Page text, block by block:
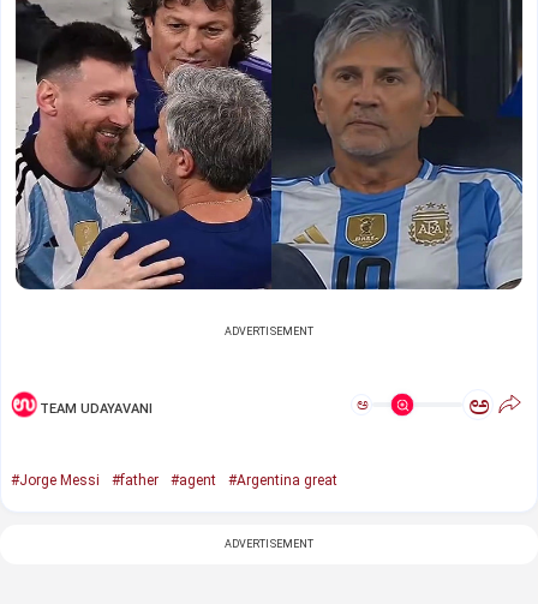
ADVERTISEMENT
TEAM UDAYAVANI ಅ ಅ
#Jorge Messi #father #agent #Argentina great
ADVERTISEMENT